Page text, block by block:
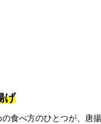
げ
食べ方のひとつが、唐